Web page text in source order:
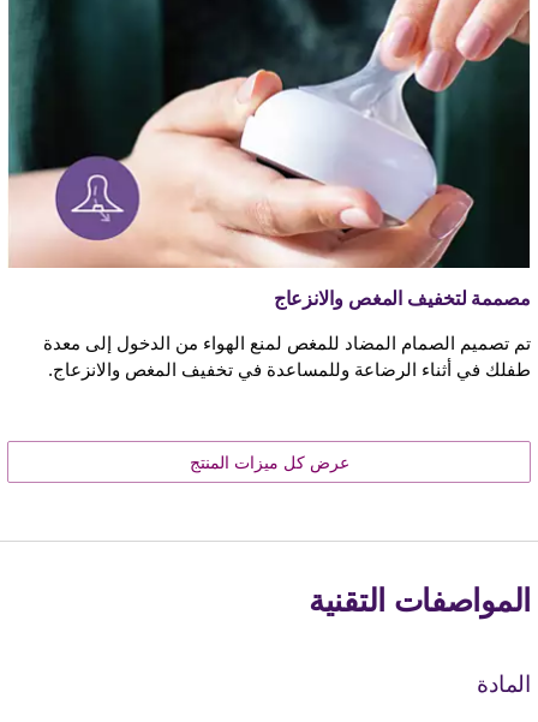
مصممة لتخفيف المغص والانزعاج
تم تصميم الصمام المضاد للمغص لمنع الهواء من الدخول إلى معدة
طفلك في أثناء الرضاعة وللمساعدة في تخفيف المغص والانزعاج.
عرض كل ميزات المنتج
المواصفات التقنية
المادة